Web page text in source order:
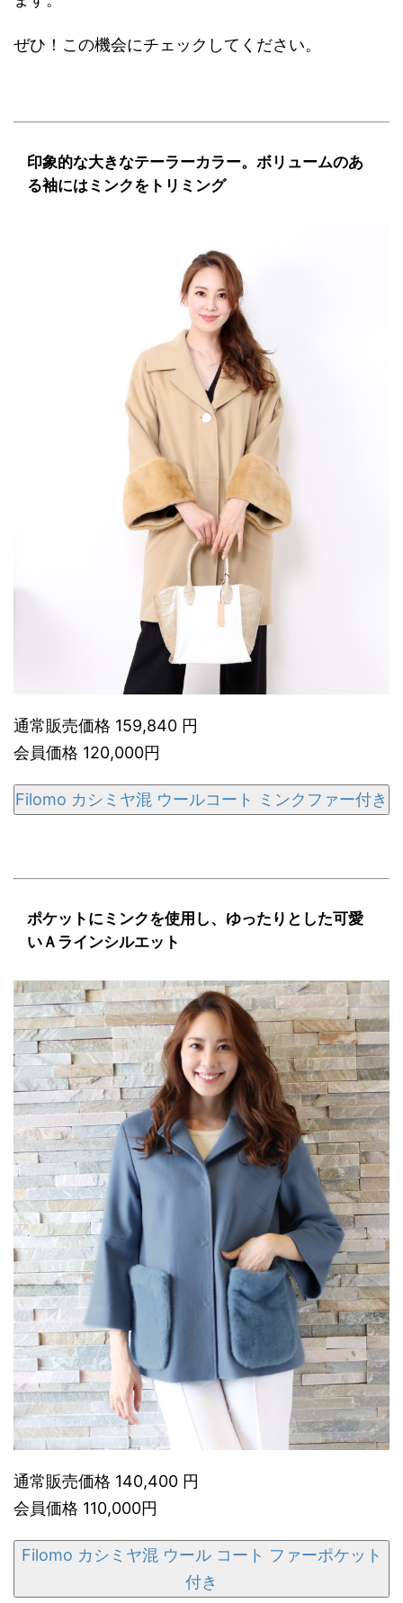
ぜひ！この機会にチェックしてください。
印象的な大きなテーラーカラー。ボリュームのあ
る袖にはミンクをトリミング
通常販売価格 159,840 円
会員価格 120,000円
Filomo カシミヤ混 ウールコート ミンクファー付き
ポケットにミンクを使用し、ゆったりとした可愛
いＡラインシルエット
通常販売価格 140,400 円
会員価格 110,000円
Filomo カシミヤ混 ウール コート ファーポケット
付き